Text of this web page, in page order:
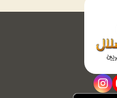
instagram